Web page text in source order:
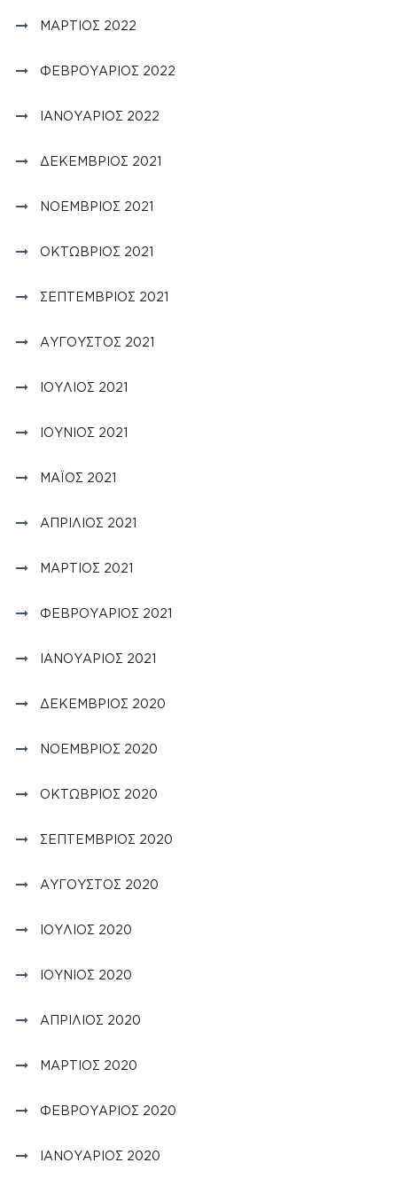
ΜΆΡΤΙΟΣ 2022
ΦΕΒΡΟΥΆΡΙΟΣ 2022
ΙΑΝΟΥΆΡΙΟΣ 2022
ΔΕΚΈΜΒΡΙΟΣ 2021
ΝΟΈΜΒΡΙΟΣ 2021
ΟΚΤΏΒΡΙΟΣ 2021
ΣΕΠΤΈΜΒΡΙΟΣ 2021
ΑΎΓΟΥΣΤΟΣ 2021
ΙΟΎΛΙΟΣ 2021
ΙΟΎΝΙΟΣ 2021
ΜΆΙΟΣ 2021
ΑΠΡΊΛΙΟΣ 2021
ΜΆΡΤΙΟΣ 2021
ΦΕΒΡΟΥΆΡΙΟΣ 2021
ΙΑΝΟΥΆΡΙΟΣ 2021
ΔΕΚΈΜΒΡΙΟΣ 2020
ΝΟΈΜΒΡΙΟΣ 2020
ΟΚΤΏΒΡΙΟΣ 2020
ΣΕΠΤΈΜΒΡΙΟΣ 2020
ΑΎΓΟΥΣΤΟΣ 2020
ΙΟΎΛΙΟΣ 2020
ΙΟΎΝΙΟΣ 2020
ΑΠΡΊΛΙΟΣ 2020
ΜΆΡΤΙΟΣ 2020
ΦΕΒΡΟΥΆΡΙΟΣ 2020
ΙΑΝΟΥΆΡΙΟΣ 2020